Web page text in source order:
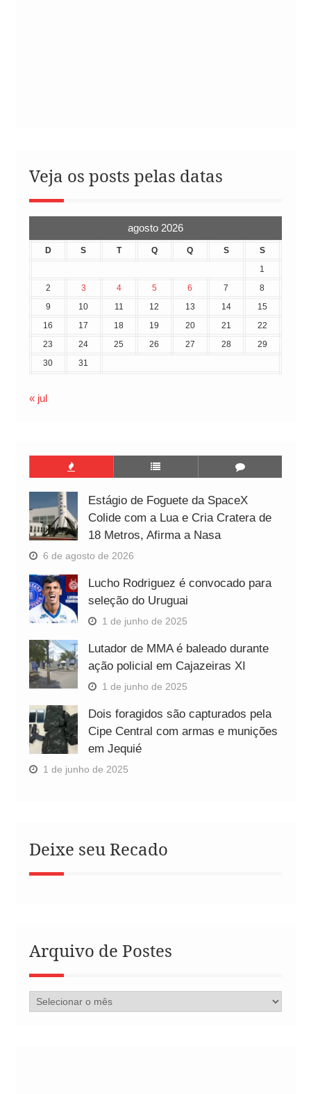
Veja os posts pelas datas
agosto 2026
D S T Q Q S
S
1
2
3 4 5 6 7
8
9
10 11 12 13 14
15
16
17 18 19 20 21
22
23
24 25 26 27 28
29
30
31
« jul
Estágio de Foguete da SpaceX
Colide com a Lua e Cria Cratera de
18 Metros, Afirma a Nasa
6 de agosto de 2026
Lucho Rodriguez é convocado para
seleção do Uruguai
1 de junho de 2025
Lutador de MMA é baleado durante
ação policial em Cajazeiras XI
1 de junho de 2025
Dois foragidos são capturados pela
Cipe Central com armas e munições
em Jequié
1 de junho de 2025
Deixe seu Recado
Arquivo de Postes
Arquivo
de